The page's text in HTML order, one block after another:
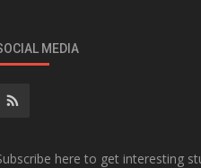
MEDIA
here to get interesting